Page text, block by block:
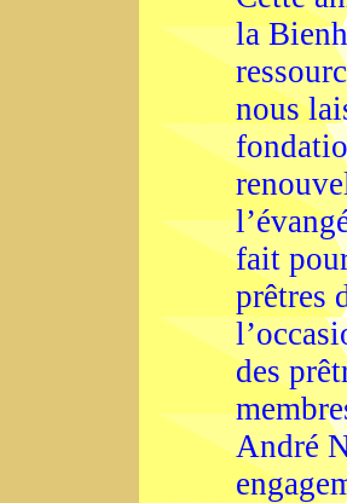
la
nous
fait
prêtres
des
André